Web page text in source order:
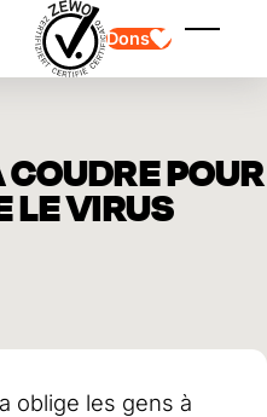
Dons
POUR
LE VIRUS
oblige les gens à